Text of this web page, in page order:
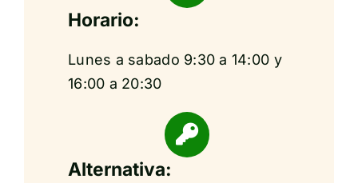
Horario:
Lunes a sabado 9:30 a 14:00 y
16:00 a 20:30
Alternativa: